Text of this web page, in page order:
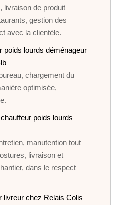
livraison de produit
gestion des
avec la clientèle.
poids lourds déménageur
chargement du
optimisée,
poids lourds
manutention tout
livraison et
dans le respect
livreur chez Relais Colis